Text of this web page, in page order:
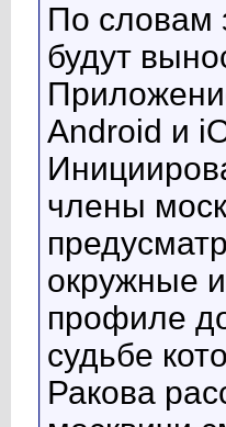
По словам
будут
Android и
члены
окружные
профиле
судьбе
Ракова